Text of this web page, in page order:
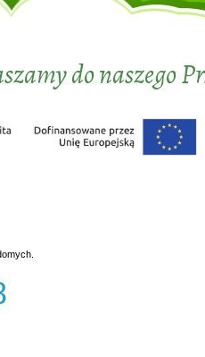
do naszego